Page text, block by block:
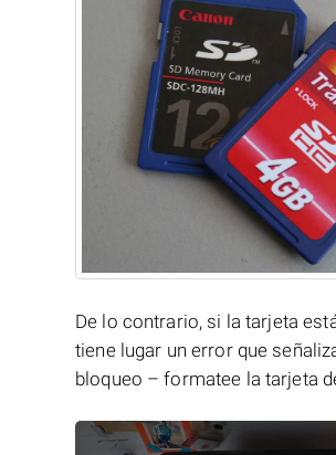
De lo contrario, si la tarjeta
tiene lugar un error que
bloqueo – formatee la tarjeta